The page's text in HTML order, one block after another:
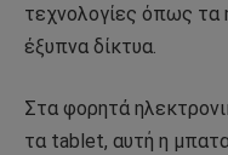
τεχνολογίες όπως τα
έξυπνα δίκτυα.
Στα φορητά
τα tablet, αυτή η